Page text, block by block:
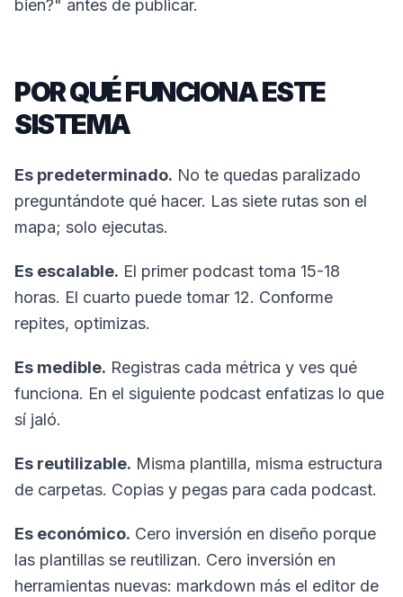
bien?" antes de publicar.
POR QUÉ FUNCIONA ESTE
SISTEMA
Es predeterminado. No te quedas paralizado
preguntándote qué hacer. Las siete rutas son el
mapa; solo ejecutas.
Es escalable. El primer podcast toma 15-18
horas. El cuarto puede tomar 12. Conforme
repites, optimizas.
Es medible. Registras cada métrica y ves qué
funciona. En el siguiente podcast enfatizas lo que
sí jaló.
Es reutilizable. Misma plantilla, misma estructura
de carpetas. Copias y pegas para cada podcast.
Es económico. Cero inversión en diseño porque
las plantillas se reutilizan. Cero inversión en
herramientas nuevas: markdown más el editor de